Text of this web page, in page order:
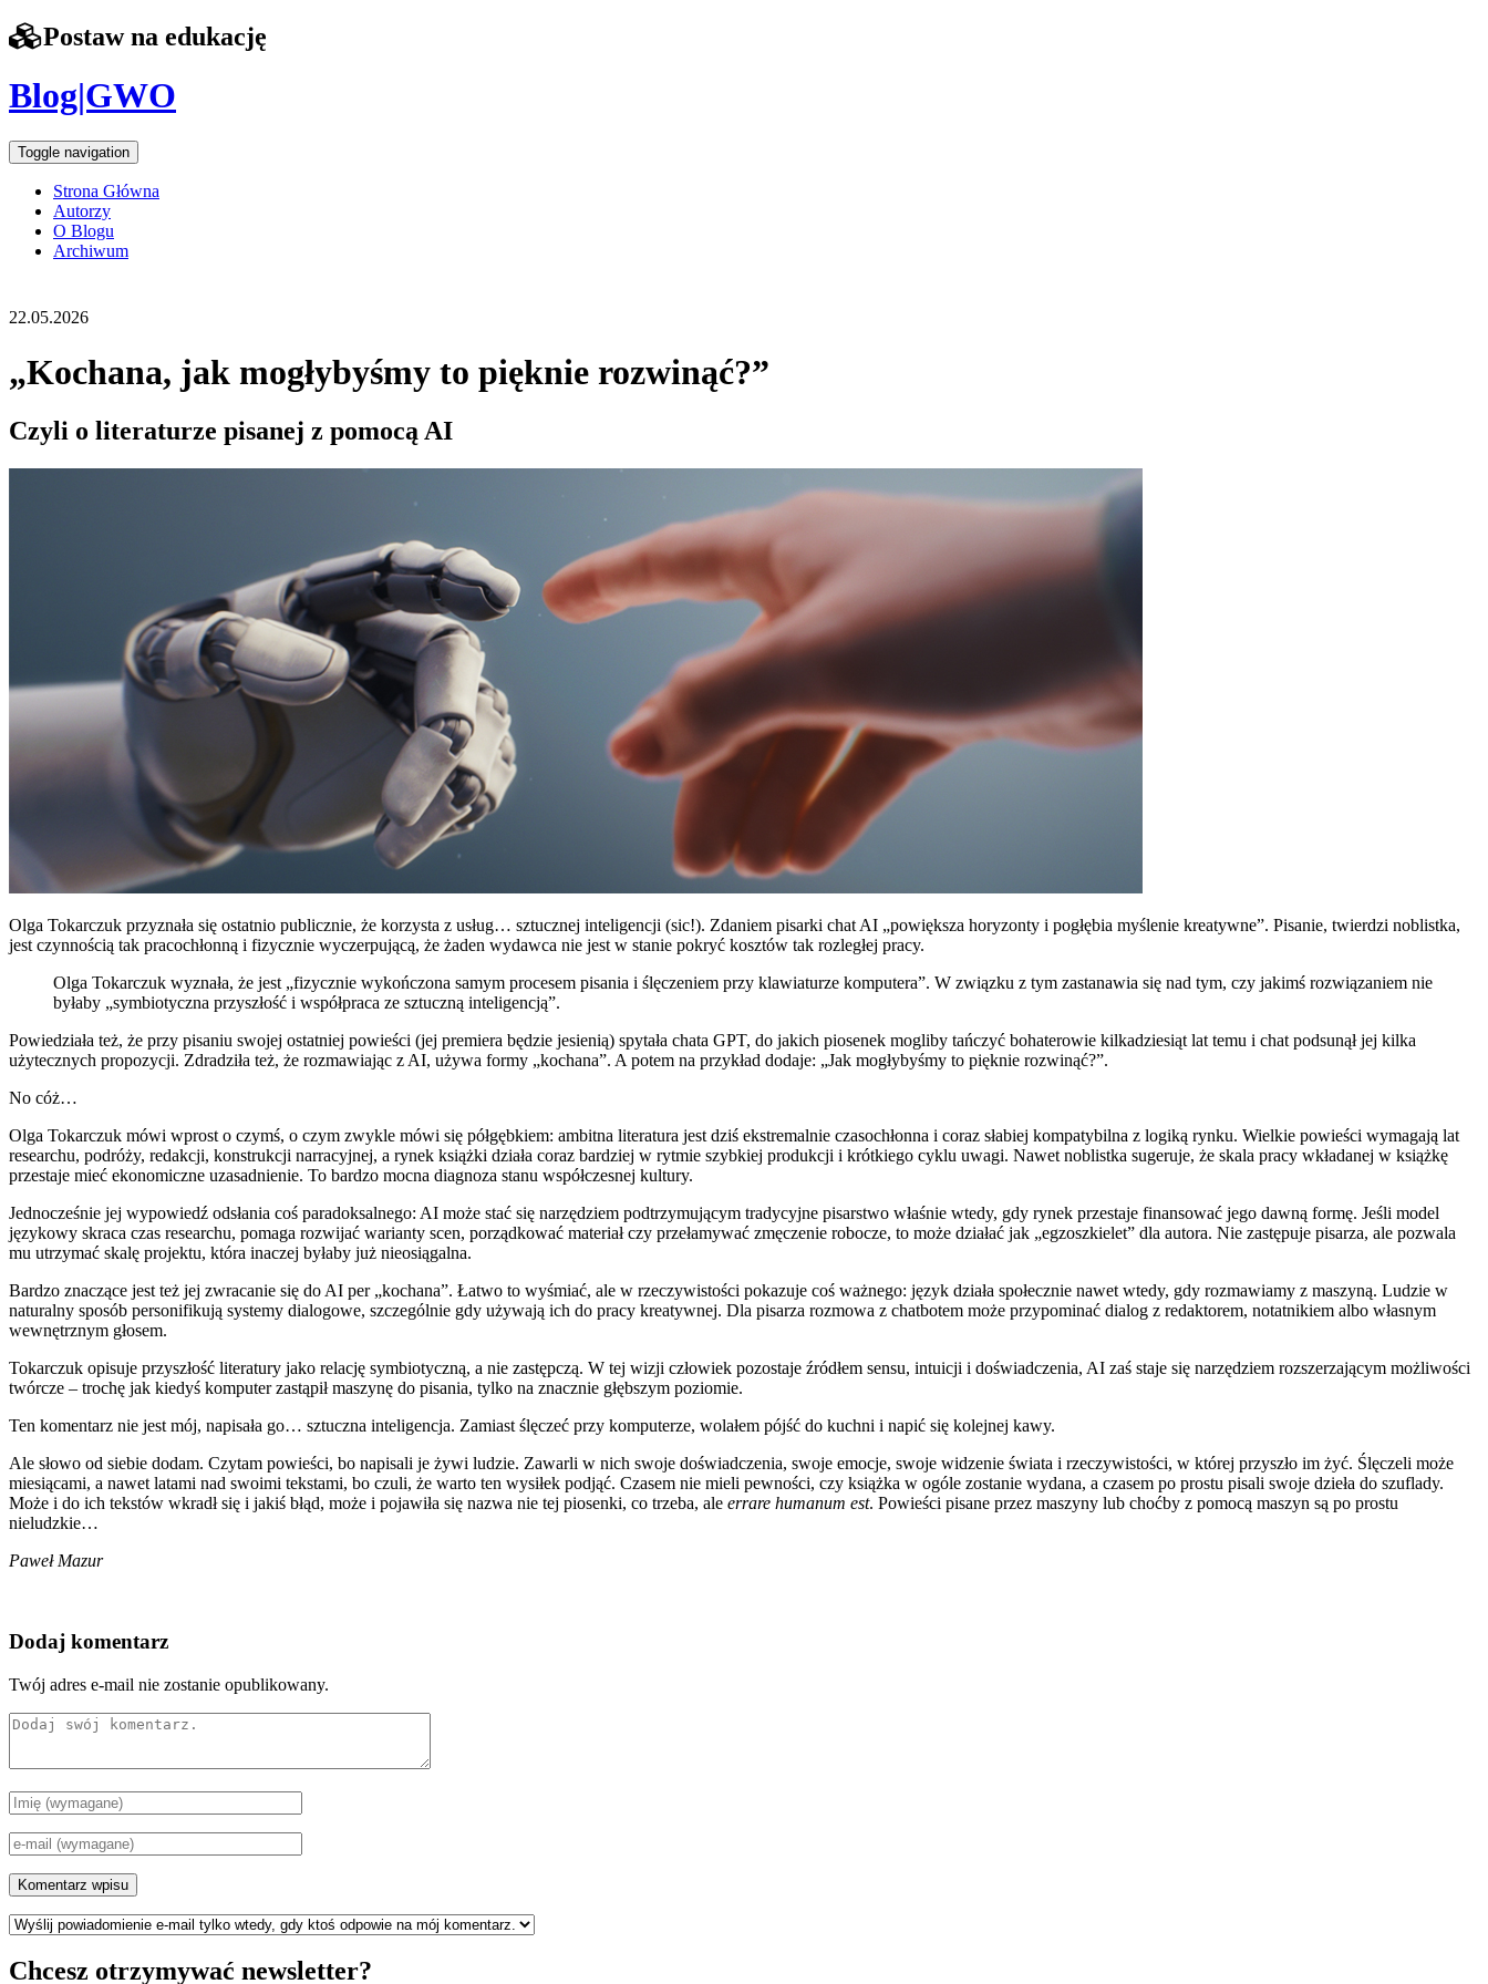
Postaw na edukację
Blog|GWO
Toggle navigation
Strona Główna
Autorzy
O Blogu
Archiwum
22.05.2026
„Kochana, jak mogłybyśmy to pięknie rozwinąć?”
Czyli o literaturze pisanej z pomocą AI
Olga Tokarczuk przyznała się ostatnio publicznie, że korzysta z usług… sztucznej inteligencji (sic!). Zdaniem pisarki chat AI „powiększa horyzonty i pogłębia myślenie kreatywne”. Pisanie, twierdzi noblistka,
jest czynnością tak pracochłonną i fizycznie wyczerpującą, że żaden wydawca nie jest w stanie pokryć kosztów tak rozległej pracy.
Olga Tokarczuk wyznała, że jest „fizycznie wykończona samym procesem pisania i ślęczeniem przy klawiaturze komputera”. W związku z tym zastanawia się nad tym, czy jakimś rozwiązaniem nie
byłaby „symbiotyczna przyszłość i współpraca ze sztuczną inteligencją”.
Powiedziała też, że przy pisaniu swojej ostatniej powieści (jej premiera będzie jesienią) spytała chata GPT, do jakich piosenek mogliby tańczyć bohaterowie kilkadziesiąt lat temu i chat podsunął jej kilka
użytecznych propozycji. Zdradziła też, że rozmawiając z AI, używa formy „kochana”. A potem na przykład dodaje: „Jak mogłybyśmy to pięknie rozwinąć?”.
No cóż…
Olga Tokarczuk mówi wprost o czymś, o czym zwykle mówi się półgębkiem: ambitna literatura jest dziś ekstremalnie czasochłonna i coraz słabiej kompatybilna z logiką rynku. Wielkie powieści wymagają lat
researchu, podróży, redakcji, konstrukcji narracyjnej, a rynek książki działa coraz bardziej w rytmie szybkiej produkcji i krótkiego cyklu uwagi. Nawet noblistka sugeruje, że skala pracy wkładanej w książkę
przestaje mieć ekonomiczne uzasadnienie. To bardzo mocna diagnoza stanu współczesnej kultury.
Jednocześnie jej wypowiedź odsłania coś paradoksalnego: AI może stać się narzędziem podtrzymującym tradycyjne pisarstwo właśnie wtedy, gdy rynek przestaje finansować jego dawną formę. Jeśli model
językowy skraca czas researchu, pomaga rozwijać warianty scen, porządkować materiał czy przełamywać zmęczenie robocze, to może działać jak „egzoszkielet” dla autora. Nie zastępuje pisarza, ale pozwala
mu utrzymać skalę projektu, która inaczej byłaby już nieosiągalna.
Bardzo znaczące jest też jej zwracanie się do AI per „kochana”. Łatwo to wyśmiać, ale w rzeczywistości pokazuje coś ważnego: język działa społecznie nawet wtedy, gdy rozmawiamy z maszyną. Ludzie w
naturalny sposób personifikują systemy dialogowe, szczególnie gdy używają ich do pracy kreatywnej. Dla pisarza rozmowa z chatbotem może przypominać dialog z redaktorem, notatnikiem albo własnym
wewnętrznym głosem.
Tokarczuk opisuje przyszłość literatury jako relację symbiotyczną, a nie zastępczą. W tej wizji człowiek pozostaje źródłem sensu, intuicji i doświadczenia, AI zaś staje się narzędziem rozszerzającym możliwości
twórcze – trochę jak kiedyś komputer zastąpił maszynę do pisania, tylko na znacznie głębszym poziomie.
Ten komentarz nie jest mój, napisała go… sztuczna inteligencja. Zamiast ślęczeć przy komputerze, wolałem pójść do kuchni i napić się kolejnej kawy.
Ale słowo od siebie dodam. Czytam powieści, bo napisali je żywi ludzie. Zawarli w nich swoje doświadczenia, swoje emocje, swoje widzenie świata i rzeczywistości, w której przyszło im żyć. Ślęczeli może
miesiącami, a nawet latami nad swoimi tekstami, bo czuli, że warto ten wysiłek podjąć. Czasem nie mieli pewności, czy książka w ogóle zostanie wydana, a czasem po prostu pisali swoje dzieła do szuflady.
Może i do ich tekstów wkradł się i jakiś błąd, może i pojawiła się nazwa nie tej piosenki, co trzeba, ale errare humanum est. Powieści pisane przez maszyny lub choćby z pomocą maszyn są po prostu
nieludzkie…
Paweł Mazur
Dodaj komentarz
Twój adres e-mail nie zostanie opublikowany.
Chcesz otrzymywać newsletter?